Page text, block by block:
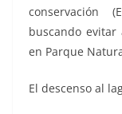
conservación
buscando evitar
en Parque
El descenso al